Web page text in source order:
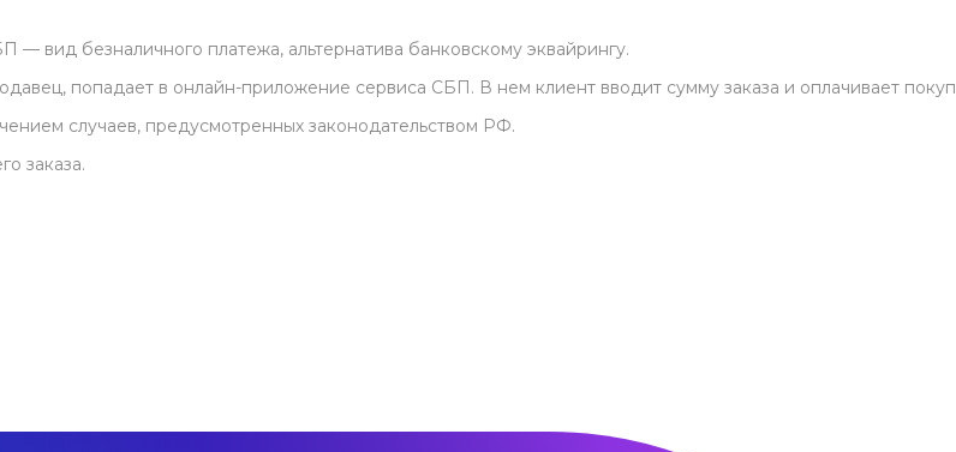
— вид безналичного платежа, альтернатива банковскому эквайрингу.
попадает в онлайн-приложение сервиса СБП. В нем клиент вводит сумму заказа и оплачивает
случаев, предусмотренных законодательством РФ.
заказа.